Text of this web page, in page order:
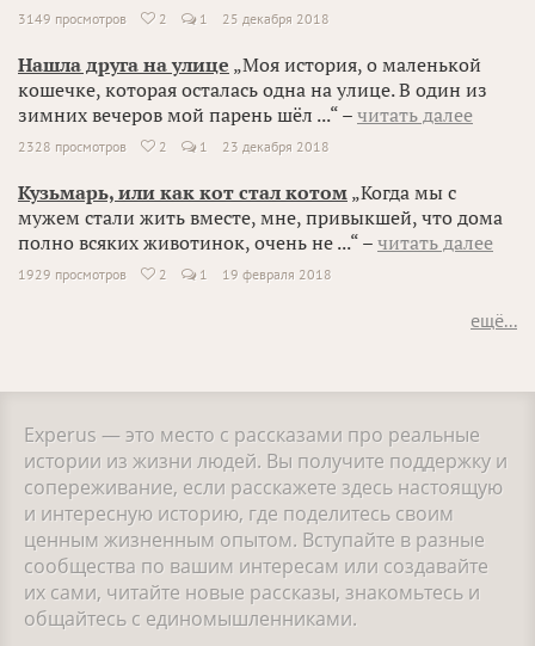
3149 просмотров  2 1 25 декабря 2018
Нашла друга на улице „Моя история, о маленькой
кошечке, которая осталась одна на улице. В один из
зимних вечеров мой парень шёл ...“ – читать далее
2328 просмотров  2 1 23 декабря 2018
Кузьмарь, или как кот стал котом „Когда мы с
мужем стали жить вместе, мне, привыкшей, что дома
полно всяких животинок, очень не ...“ – читать далее
1929 просмотров  2 1 19 февраля 2018
ещё...
Experus — это место с рассказами про реальные
истории из жизни людей. Вы получите поддержку и
сопереживание, если расскажете здесь настоящую
и интересную историю, где поделитесь своим
ценным жизненным опытом. Вступайте в разные
сообщества по вашим интересам или создавайте
их сами, читайте новые рассказы, знакомьтесь и
общайтесь с единомышленниками.